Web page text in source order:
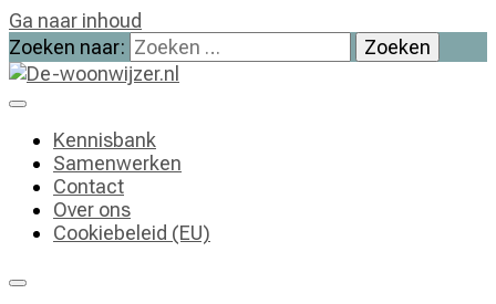
Ga naar inhoud
Zoeken naar:
Kennisbank
Samenwerken
Contact
Over ons
Cookiebeleid (EU)